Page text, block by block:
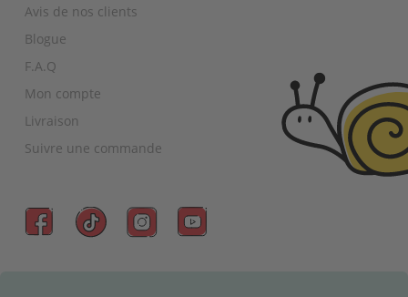
Avis de nos clients
Blogue
F.A.Q
Mon compte
Livraison
Suivre une commande